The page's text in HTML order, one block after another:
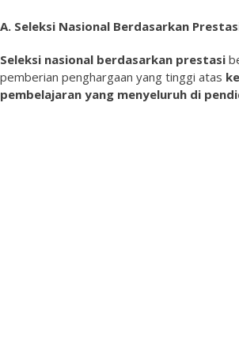
A. Seleksi Nasional Berdasarkan
Seleksi nasional berdasarkan prestasi
pemberian penghargaan yang tinggi atas
pembelajaran yang menyeluruh di